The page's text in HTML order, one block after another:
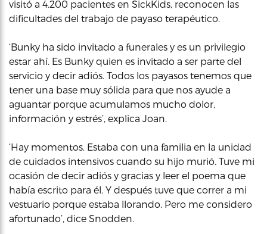
visitó a 4.200 pacientes en SickKids, reconocen las
dificultades del trabajo de payaso terapéutico.
‘Bunky ha sido invitado a funerales y es un privilegio
estar ahí. Es Bunky quien es invitado a ser parte del
servicio y decir adiós. Todos los payasos tenemos que
tener una base muy sólida para que nos ayude a
aguantar porque acumulamos mucho dolor,
información y estrés’, explica Joan.
‘Hay momentos. Estaba con una familia en la unidad
de cuidados intensivos cuando su hijo murió. Tuve mi
ocasión de decir adiós y gracias y leer el poema que
había escrito para él. Y después tuve que correr a mi
vestuario porque estaba llorando. Pero me considero
afortunado’, dice Snodden.